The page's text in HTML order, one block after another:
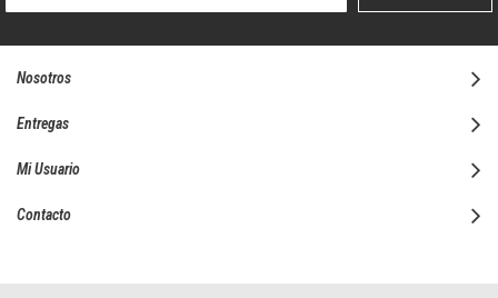
boletín
Nosotros
Entregas
Mi Usuario
Contacto